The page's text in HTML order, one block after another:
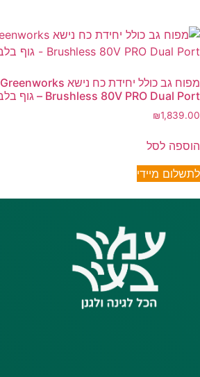
מפוח גב כולל יחידת כח נישא Greenworks
Brushless 80V PRO Dual Port – גוף בלבד
₪1,839.00
הוספה לסל
לתשלום מיידי